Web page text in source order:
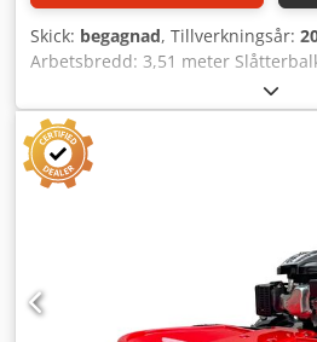
Skick: begagnad, Tillverkningsår:
Arbetsbredd: 3,51 meter
slåtterdiskar med skivskyddsslid
med snabbfäste FAST-FIT
standardglidskor 35–65 mm
överbelastning: PROTECTADRIVE
Mittenupphängning av
Avlastningsinställning:
CONTROL Krockskydd: NONSTOP-
strängpassage: Via integrerad
Medelsträngbredd: 2,80 meter
Montering: Trepunktsfäste Kat. 2